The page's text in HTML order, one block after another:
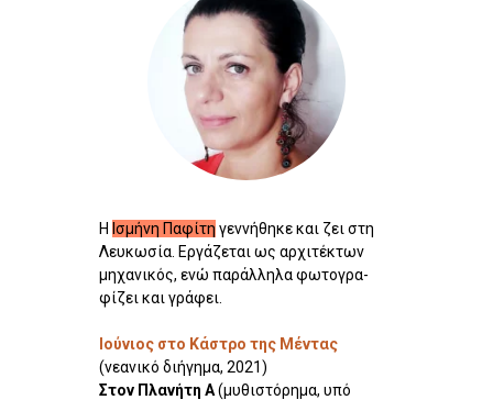
Η Ισμήνη Παφίτη γεννήθηκε και ζει στη
Λευ­κωσία. Εργάζεται ως αρχι­τέ­κτων
μηχα­νικός, ενώ πα­ράλ­ληλα φω­το­γρα­
φίζει και γρά­φει.
Ιούνιος στο Κάστρο της Μέντας
(νεανικό διήγημα, 2021)
Στον Πλανήτη Α(μυθιστόρημα, υπό